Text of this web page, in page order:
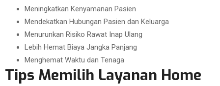
Meningkatkan Kenyamanan Pasien
Mendekatkan Hubungan Pasien dan Keluarga
Menurunkan Risiko Rawat Inap Ulang
Lebih Hemat Biaya Jangka Panjang
Menghemat Waktu dan Tenaga
Tips Memilih Layanan Home